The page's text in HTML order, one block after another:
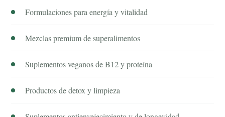
Formulaciones para energía y vitalidad
Mezclas premium de superalimentos
Suplementos veganos de B12 y proteína
Productos de detox y limpieza